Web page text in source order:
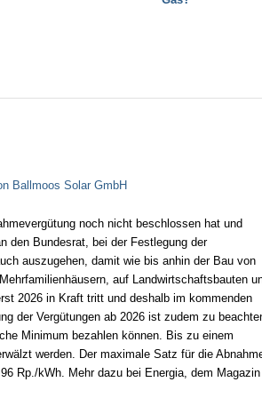
Ballmoos Solar GmbH
noch nicht beschlossen hat und
den Bundesrat, bei der Festlegung der
auszugehen, damit wie bis anhin der Bau von
auf Landwirtschaftsbauten
2026 in Kraft tritt und deshalb im kommenden
der Vergütungen ab 2026 ist zudem zu
Minimum bezahlen können. Bis zu einem
werden. Der maximale Satz für die
Rp./kWh. Mehr dazu bei Energia, dem Magazin